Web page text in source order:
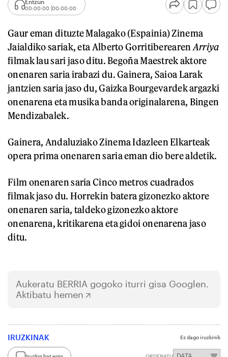
Entzun
00:00:00 00:00:00
Gaur eman dituzte Malagako (Espainia) Zinema
Jaialdiko sariak, eta Alberto Gorritiberearen Arriya
filmak lau sari jaso ditu. Begoña Maestrek aktore
onenaren saria irabazi du. Gainera, Saioa Larak
jantzien saria jaso du, Gaizka Bourgevardek argazki
onenarena eta musika banda originalarena, Bingen
Mendizabalek.
Gainera, Andaluziako Zinema Idazleen Elkarteak
opera prima onenaren saria eman dio bere aldetik.
Film onenaren saria Cinco metros cuadrados
filmak jaso du. Horrekin batera gizonezko aktore
onenaren saria, taldeko gizonezko aktore
onenarena, kritikarena eta gidoi onenarena jaso
ditu.
Aukeratu BERRIA gogoko iturri gisa Googlen.
Aktibatu hemen
IRUZKINAK Ez dago iruzkinik